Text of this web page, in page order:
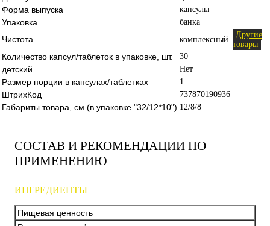
Форма выпуска капсулы
Упаковка банка
Чистота комплексный
Другие
товары
Количество капсул/таблеток в упаковке, шт. 30
детский Нет
Размер порции в капсулах/таблетках 1
ШтрихКод 737870190936
Габариты товара, см (в упаковке "32/12*10") 12/8/8
СОСТАВ И РЕКОМЕНДАЦИИ ПО
ПРИМЕНЕНИЮ
ИНГРЕДИЕНТЫ
Пищевая ценность